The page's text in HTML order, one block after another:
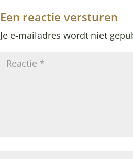
Een reactie versturen
Je e-mailadres wordt niet